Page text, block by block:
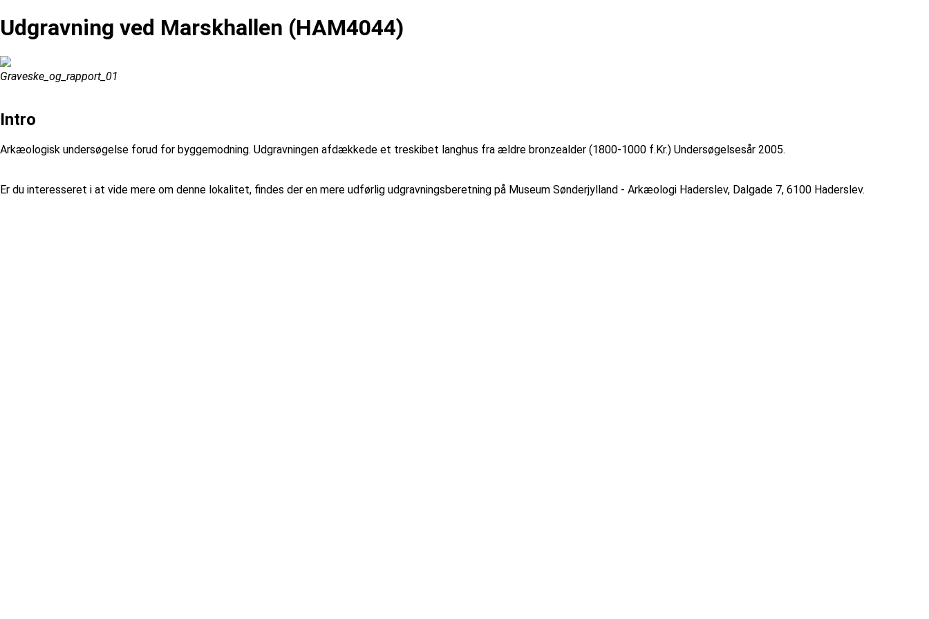
Udgravning ved Marskhallen (HAM4044)
Graveske_og_rapport_01
Intro
Arkæologisk undersøgelse forud for byggemodning. Udgravningen afdækkede et treskibet langhus fra ældre bronzealder (1800-1000 f.Kr.) Undersøgelsesår 2005.
Er du interesseret i at vide mere om denne lokalitet, findes der en mere udførlig udgravningsberetning på Museum Sønderjylland - Arkæologi Haderslev, Dalgade 7, 6100 Haderslev.